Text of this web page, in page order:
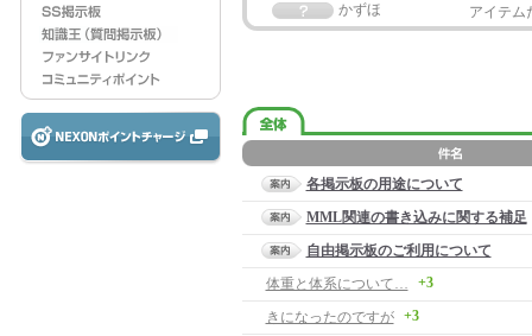
かずほ アイテム
各掲示板の用途について
MML関連の書き込みに関する補足
自由掲示板のご利用について
体重と体系について…
+3
きになったのですが +3